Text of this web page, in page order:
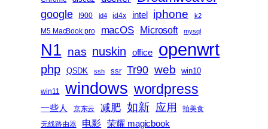
google I900 id4 id4x intel iphone k2
M5 MacBook pro macOS Microsoft mysql
N1 nas nuskin office openwrt
php QSDK ssh ssr Tr90 web win10
win11 windows wordpress
一些人 京东云 减肥 如新 应用
拍美食
无线路由器
电影 荣耀 magicbook